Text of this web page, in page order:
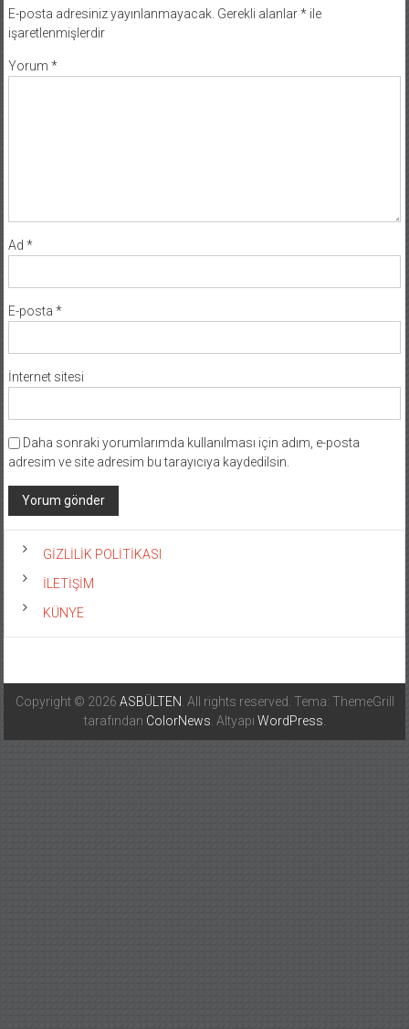
E-posta adresiniz yayınlanmayacak. Gerekli alanlar*ile
işaretlenmişlerdir
Yorum *
Ad *
E-posta *
İnternet sitesi
Daha sonraki yorumlarımda kullanılması için adım, e-posta
adresim ve site adresim bu tarayıcıya kaydedilsin.
GİZLİLİK POLİTİKASI
İLETİŞİM
KÜNYE
Copyright © 2026 ASBÜLTEN . All rights reserved. Tema: ThemeGrill
tarafından ColorNews . Altyapı WordPress